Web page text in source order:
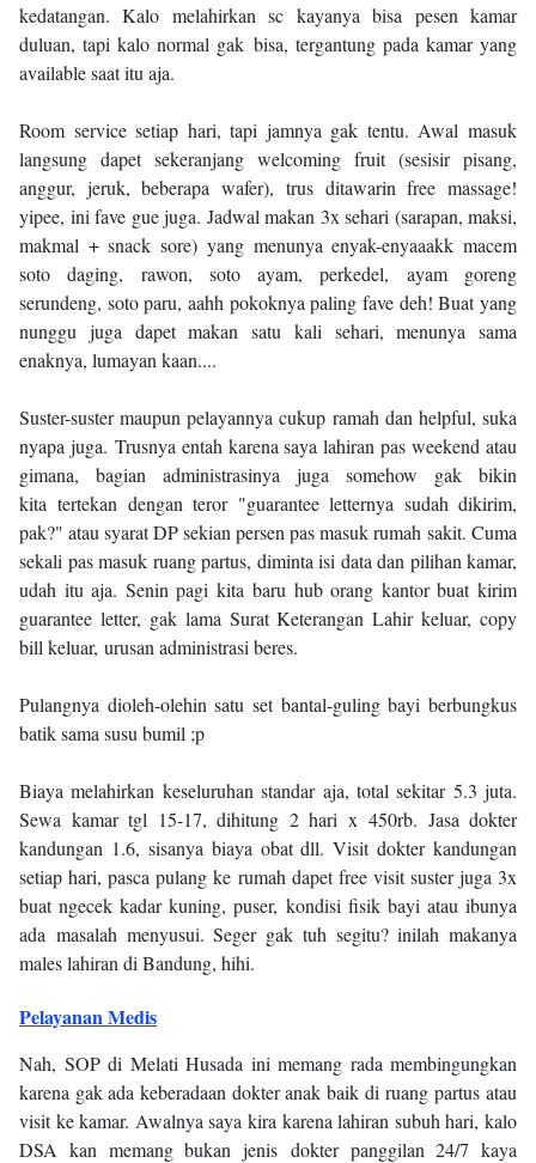
kedatangan. Kalo melahirkan sc kayanya bisa pesen kamar
duluan, tapi kalo normal gak bisa, tergantung pada kamar yang
available saat itu aja.
Room service setiap hari, tapi jamnya gak tentu. Awal masuk
langsung dapet sekeranjang welcoming fruit (sesisir pisang,
anggur, jeruk, beberapa wafer), trus ditawarin free massage!
yipee, ini fave gue juga. Jadwal makan 3x sehari (sarapan, maksi,
makmal + snack sore) yang menunya enyak-enyaaakk macem
soto daging, rawon, soto ayam, perkedel, ayam goreng
serundeng, soto paru, aahh pokoknya paling fave deh! Buat yang
nunggu juga dapet makan satu kali sehari, menunya sama
enaknya, lumayan kaan....
Suster-suster maupun pelayannya cukup ramah dan helpful, suka
nyapa juga. Trusnya entah karena saya lahiran pas weekend atau
gimana, bagian administrasinya juga somehow gak bikin
kita tertekan dengan teror "guarantee letternya sudah dikirim,
pak?" atau syarat DP sekian persen pas masuk rumah sakit. Cuma
sekali pas masuk ruang partus, diminta isi data dan pilihan kamar,
udah itu aja. Senin pagi kita baru hub orang kantor buat kirim
guarantee letter, gak lama Surat Keterangan Lahir keluar, copy
bill keluar, urusan administrasi beres.
Pulangnya dioleh-olehin satu set bantal-guling bayi berbungkus
batik sama susu bumil ;p
Biaya melahirkan keseluruhan standar aja, total sekitar 5.3 juta.
Sewa kamar tgl 15-17, dihitung 2 hari x 450rb. Jasa dokter
kandungan 1.6, sisanya biaya obat dll. Visit dokter kandungan
setiap hari, pasca pulang ke rumah dapet free visit suster juga 3x
buat ngecek kadar kuning, puser, kondisi fisik bayi atau ibunya
ada masalah menyusui. Seger gak tuh segitu? inilah makanya
males lahiran di Bandung, hihi.
Pelayanan Medis
Nah, SOP di Melati Husada ini memang rada membingungkan
karena gak ada keberadaan dokter anak baik di ruang partus atau
visit ke kamar. Awalnya saya kira karena lahiran subuh hari, kalo
DSA kan memang bukan jenis dokter panggilan 24/7 kaya